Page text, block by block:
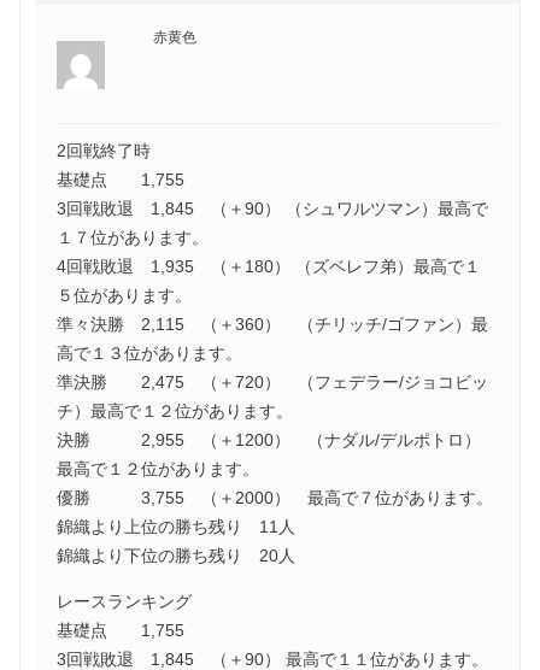
赤黄色
2回戦終了時
基礎点 1,755
3回戦敗退 1,845 （＋90） （シュワルツマン）最高で
１７位があります。
4回戦敗退 1,935 （＋180） （ズベレフ弟）最高で１
５位があります。
準々決勝 2,115 （＋360） （チリッチ/ゴファン）最
高で１３位があります。
準決勝 2,475 （＋720） （フェデラー/ジョコビッ
チ）最高で１２位があります。
決勝 2,955 （＋1200） （ナダル/デルポトロ）
最高で１２位があります。
優勝 3,755 （＋2000） 最高で７位があります。
錦織より上位の勝ち残り 11人
錦織より下位の勝ち残り 20人
レースランキング
基礎点 1,755
3回戦敗退 1,845 （＋90） 最高で１１位があります。